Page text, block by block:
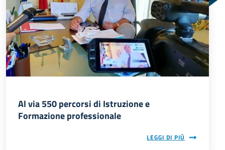
Al via 550 percorsi di Istruzione e
Formazione professionale
LEGGI DI PIÙ